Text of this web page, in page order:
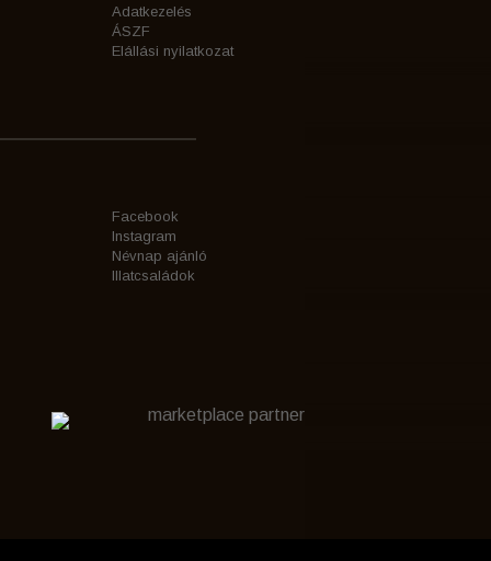
Adatkezelés
ÁSZF
Elállási nyilatkozat
Facebook
Instagram
Névnap ajánló
Illatcsaládok
marketplace partner